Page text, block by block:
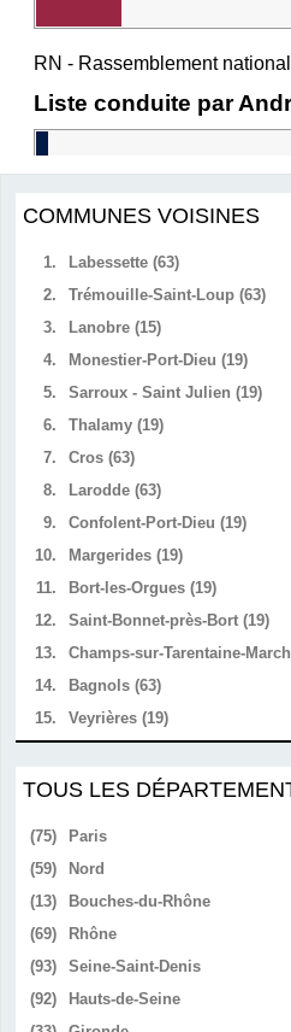
COMMUNES VOISINES
1.
Labessette (63)
2.
Trémouille-Saint-Loup (63)
3.
Lanobre (15)
4.
Monestier-Port-Dieu (19)
5.
Sarroux - Saint Julien (19)
6.
Thalamy (19)
7.
Cros (63)
8.
Larodde (63)
9.
Confolent-Port-Dieu (19)
10.
Margerides (19)
11.
Bort-les-Orgues (19)
12.
Saint-Bonnet-près-Bort (19)
13.
Champs-sur-Tarentaine-
14.
Bagnols (63)
15.
Veyrières (19)
TOUS LES
(75)
Paris
(59)
Nord
(13)
Bouches-du-Rhône
(69)
Rhône
(93)
Seine-Saint-Denis
(92)
Hauts-de-Seine